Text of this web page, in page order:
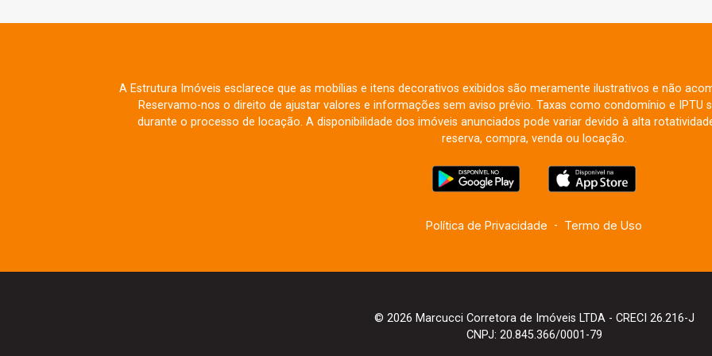
A Estrutura Imóveis esclarece que as mobílias e itens decorativos exibidos são meramente ilustrativos e não
Reservamo-nos o direito de ajustar valores e informações sem aviso prévio. Taxas como condomínio e
durante o processo de locação. A disponibilidade dos imóveis anunciados pode variar devido à alta
reserva, compra, venda ou locação.
Política de Privacidade - Termo de Uso
© 2026 Marcucci Corretora de Imóveis LTDA - CRECI 26.216-J
CNPJ: 20.845.366/0001-79